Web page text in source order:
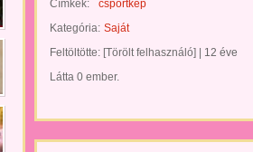
Címkék:
csportkép
Kategória: Saját
Feltöltötte: [Törölt felhasználó]
12 éve
Látta 0 ember.